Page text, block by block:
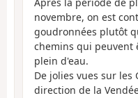
novembre, on est
goudronnées plutôt
chemins qui peuvent
plein d'eau.
De jolies vues sur les
direction de la